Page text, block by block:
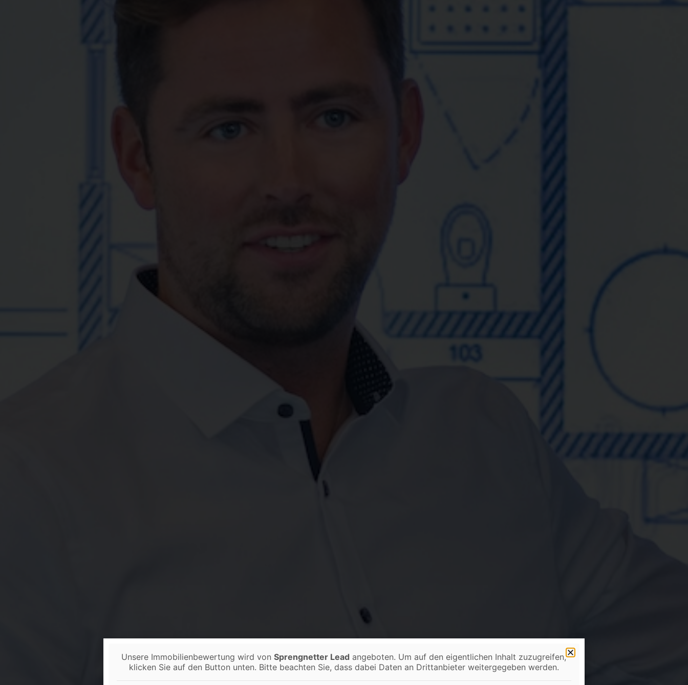
Unsere Immobilienbewertung wird vonSprengnetter Lead angeboten. Um auf den eigentlichen Inhalt zuzugreifen,
klicken Sie auf den Button unten. Bitte beachten Sie, dass dabei Daten an Drittanbieter weitergegeben werden.